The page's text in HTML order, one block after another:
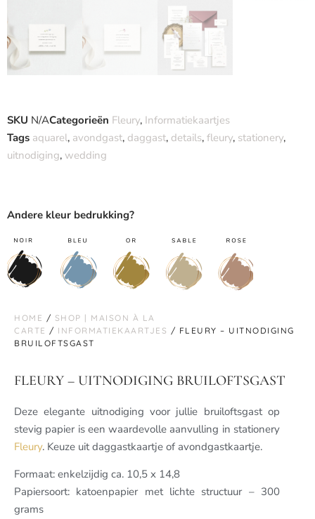
SKU N/ACategorieën Fleury, Informatiekaartjes
Tags aquarel, avondgast, daggast, details, fleury, stationery,
uitnodiging, wedding
Andere kleur bedrukking?
HOME / SHOP | MAISON À LA
CARTE / INFORMATIEKAARTJES / FLEURY – UITNODIGING
BRUILOFTSGAST
FLEURY – UITNODIGING BRUILOFTSGAST
Deze elegante uitnodiging voor jullie bruiloftsgast op
stevig papier is een waardevolle aanvulling in stationery
Fleury. Keuze uit daggastkaartje of avondgastkaartje.
Formaat: enkelzijdig ca. 10,5 x 14,8
Papiersoort: katoenpapier met lichte structuur – 300
grams